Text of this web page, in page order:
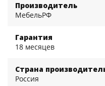
Производитель
МебельРФ
Гарантия
18 месяцев
Страна
Россия